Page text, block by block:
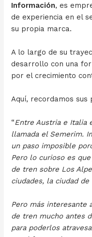
Información, es
de experiencia en el
su propia marca.
A lo largo de su
desarrollo con una
por el crecimiento
Aquí, recordamos sus
“Entre Austria e Italia
llamada el Semerim.
un paso imposible
Pero lo curioso es
de tren sobre Los
ciudades, la ciudad de
Pero más interesante
de tren mucho antes
para poderlos